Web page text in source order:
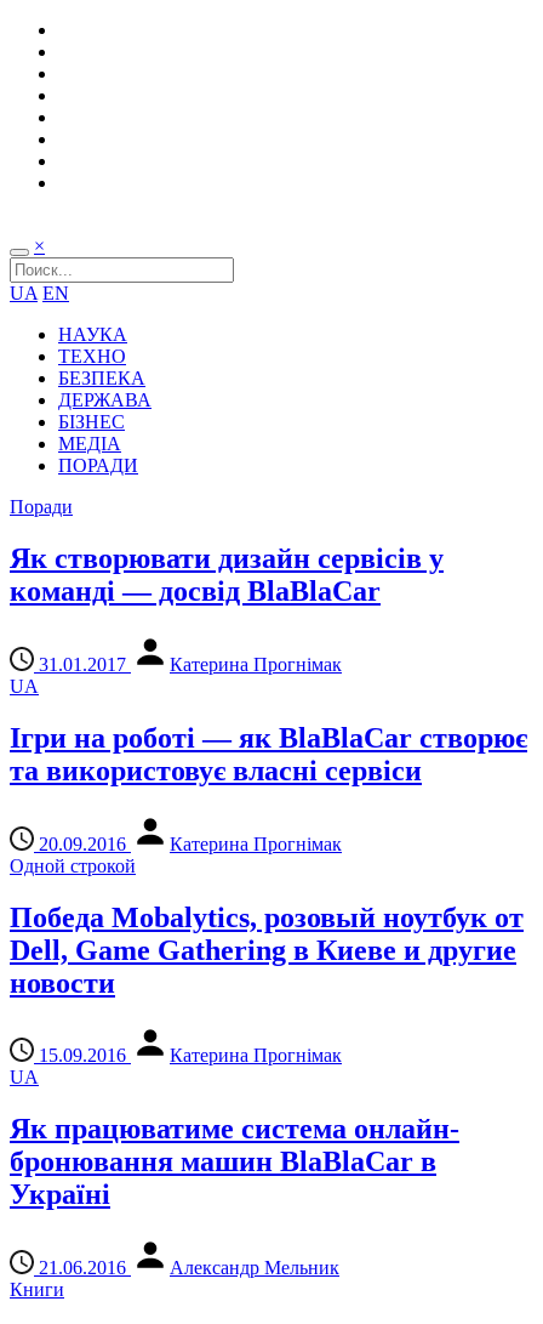
×
UA EN
НАУКА
ТЕХНО
БЕЗПЕКА
ДЕРЖАВА
БІЗНЕС
МЕДІА
ПОРАДИ
Поради
Як створювати дизайн сервісів у
команді — досвід BlaBlaCar
31.01.2017
Катерина Прогнімак
UA
Ігри на роботі — як BlaBlaCar створює
та використовує власні сервіси
20.09.2016
Катерина Прогнімак
Одной строкой
Победа Mobalytics, розовый ноутбук от
Dell, Game Gathering в Киеве и другие
новости
15.09.2016
Катерина Прогнімак
UA
Як працюватиме система онлайн-
бронювання машин BlaBlaCar в
Україні
21.06.2016
Александр Мельник
Книги